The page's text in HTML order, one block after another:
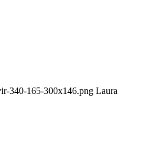
340-165-300x146.png Laura